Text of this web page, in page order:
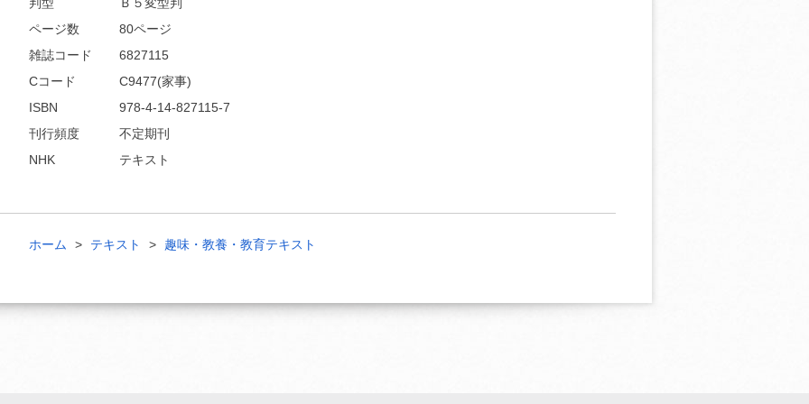
ページ数
80ページ
雑誌コード
6827115
Cコード
C9477(家事)
ISBN
978-4-14-827115-7
刊行頻度
不定期刊
NHK
テキスト
ホーム テキスト 趣味・教養・教育テキスト